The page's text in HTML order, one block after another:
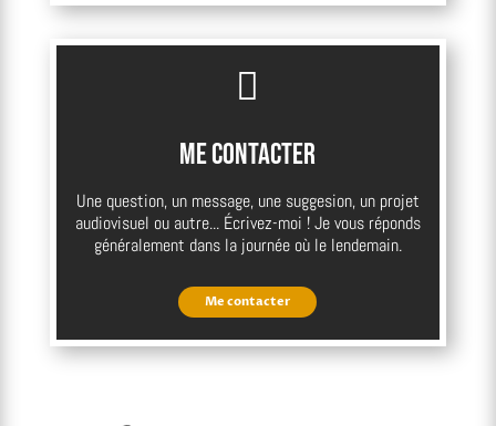

Me contacter
Une question, un message, une suggesion, un projet
audiovisuel ou autre... Écrivez-moi ! Je vous réponds
généralement dans la journée où le lendemain.
Me contacter